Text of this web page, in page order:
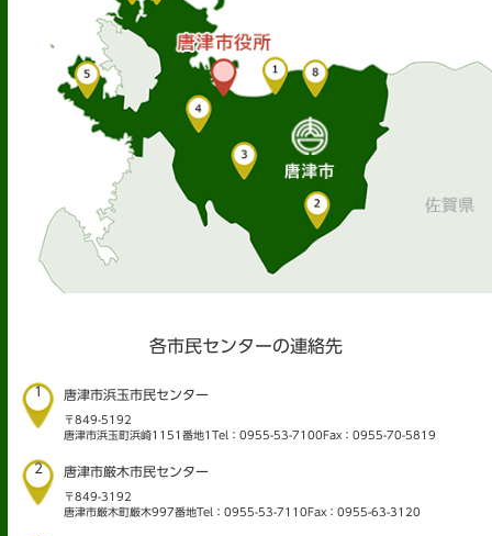
各市民センターの連絡先
1 唐津市浜玉市民センター
〒849-5192
唐津市浜玉町浜崎1151番地1 Tel：0955-53-7100 Fax：0955-70-5819
2 唐津市厳木市民センター
〒849-3192
唐津市厳木町厳木997番地Tel：0955-53-7110 Fax：0955-63-3120